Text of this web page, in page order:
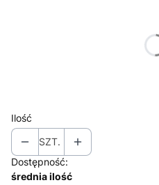
Ilość
SZT.
Dostępność:
średnia ilość